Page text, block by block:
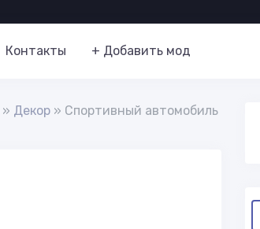
Контакты + Добавить мод
» Декор » Спортивный автомобиль